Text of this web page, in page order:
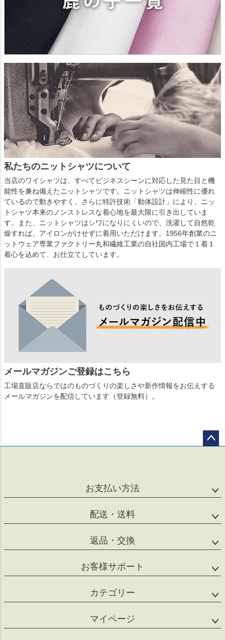
私たちのニットシャツについて
当店のワイシャツは、すべてビジネスシーンに対応した見た目と機
能性を兼ね備えたニットシャツです。ニットシャツは伸縮性に優れ
ているので動きやすく、さらに特許技術「動体設計」により、ニッ
トシャツ本来のノンストレスな着心地を最大限に引き出していま
す。また、ニットシャツはシワになりにくいので、洗濯して自然乾
燥すれば、アイロンがけせずに着用いただけます。1956年創業のニ
ットウェア専業ファクトリー丸和繊維工業の自社国内工場で１着１
着心を込めて、お仕立てしています。
メールマガジンご登録はこちら
工場直販店ならではのものづくりの楽しさや新作情報をお伝えする
メールマガジンを配信しています（登録無料）。
お支払い方法
配送・送料
返品・交換
お客様サポート
カテゴリー
マイページ